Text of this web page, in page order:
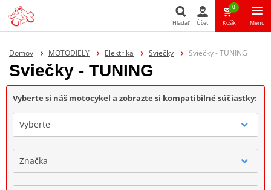
Hľadať
Hľadať Účet
0
Košík Menu
Domov MOTODIELY Elektrika Sviečky Sviečky - TUNING
Sviečky - TUNING
Vyberte si náš motocykel a zobrazte si kompatibilné súčiastky:
Vyberte
Značka